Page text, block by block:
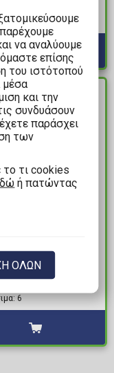
5
ΔΙΑΘΕΣΙΜΟ
Παιχνίδι
& Collapse
Reach
6
να αναλύουμε
επίσης
του ιστότοπού
μέσα
και την
συνδυάσουν
παράσχει
των
τι cookies
ή πατώντας
ΟΛΩΝ